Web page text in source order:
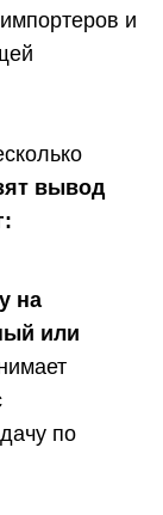
и
вывод
на
или
по